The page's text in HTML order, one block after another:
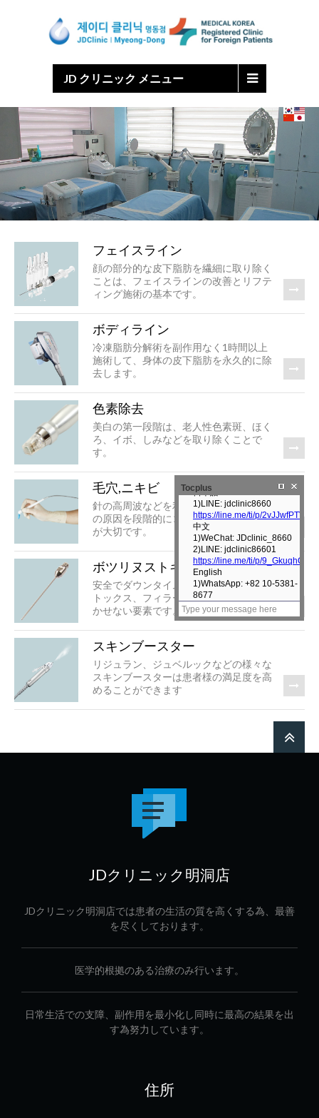
JD クリニック メニュー
Korean
English
Chinese
Japanese
フェイスライン
顔の部分的な皮下脂肪を繊細に取り除く
ことは、フェイスラインの改善とリフテ
ィング施術の基本です。
ボディライン
冷凍脂肪分解術を副作用なく1時間以上
施術して、身体の皮下脂肪を永久的に除
去します。
色素除去
美白の第一段階は、老人性色素斑、ほく
ろ、イボ、しみなどを取り除くことで
す。
毛穴,ニキビ
針の高周波などを利用して毛穴、にきび
の原因を段階的にコントロールすること
が大切です。
ボツリヌストキシン, フィラー
安全でダウンタイムを最小限に抑えたボ
トックス、フィラー施術は、若返りに欠
かせない要素です。
スキンブースター
リジュラン、ジュベルックなどの様々な
スキンブースターは患者様の満足度を高
めることができます
JDクリニック明洞店
JDクリニック明洞店では患者の生活の質を高くする為、最善
を尽くしております。
医学的根拠のある治療のみ行います。
日常生活での支障、副作用を最小化し同時に最高の結果を出
す為努力しています。
住所
Tocplus